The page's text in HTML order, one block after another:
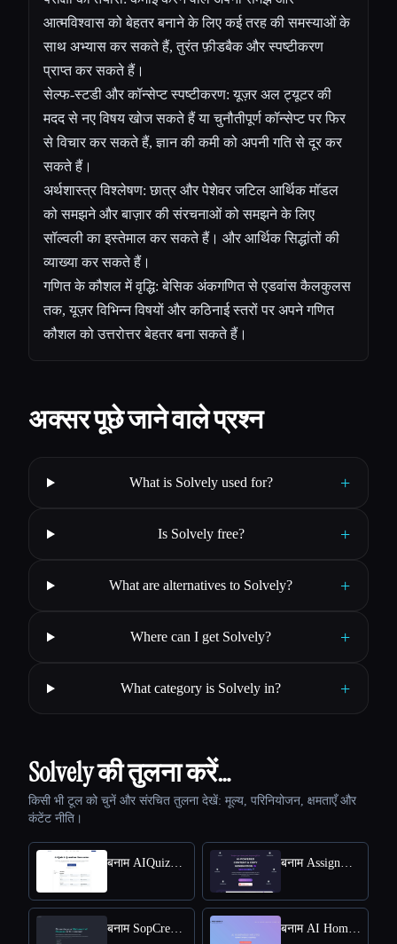
आत्मविश्वास को बेहतर बनाने के लिए कई तरह की समस्याओं के
साथ अभ्यास कर सकते हैं, तुरंत फ़ीडबैक और स्पष्टीकरण
प्राप्त कर सकते हैं।
सेल्फ-स्टडी और कॉन्सेप्ट स्पष्टीकरण: यूज़र अल ट्यूटर की
मदद से नए विषय खोज सकते हैं या चुनौतीपूर्ण कॉन्सेप्ट पर फिर
से विचार कर सकते हैं, ज्ञान की कमी को अपनी गति से दूर कर
सकते हैं।
अर्थशास्त्र विश्लेषण: छात्र और पेशेवर जटिल आर्थिक मॉडल
को समझने और बाज़ार की संरचनाओं को समझने के लिए
सॉल्वली का इस्तेमाल कर सकते हैं। और आर्थिक सिद्धांतों की
व्याख्या कर सकते हैं।
गणित के कौशल में वृद्धि: बेसिक अंकगणित से एडवांस कैलकुलस
तक, यूज़र विभिन्न विषयों और कठिनाई स्तरों पर अपने गणित
कौशल को उत्तरोत्तर बेहतर बना सकते हैं।
अक्सर पूछे जाने वाले प्रश्न
What is Solvely used for? +
Is Solvely free? +
What are alternatives to Solvely? +
Where can I get Solvely? +
What category is Solvely in? +
Solvely की तुलना करें…
किसी भी टूल को चुनें और संरचित तुलना देखें: मूल्य, परिनियोजन, क्षमताएँ और
कंटेंट नीति।
बनाम AIQuizGen बनाम AssignmentGPT AI
बनाम SopCreator बनाम AI Homework Helper - Apex Vision AI